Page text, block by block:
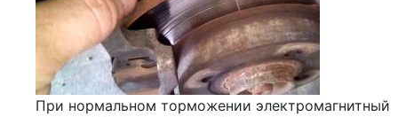
При нормальном торможении электромагнитный